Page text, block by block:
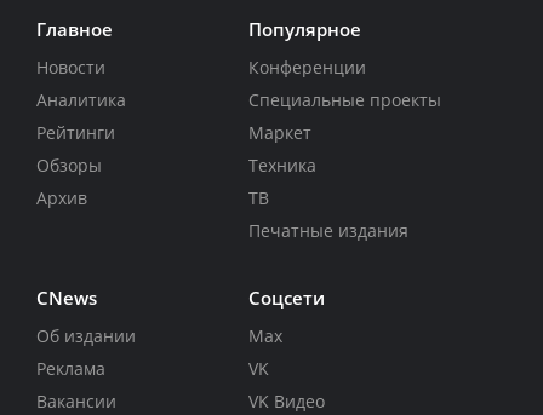
Главное
Новости
Аналитика
Рейтинги
Обзоры
Архив
Популярное
Конференции
Специальные проекты
Маркет
Техника
ТВ
Печатные издания
CNews
Об издании
Реклама
Вакансии
Соцсети
Max
VK
VK Видео